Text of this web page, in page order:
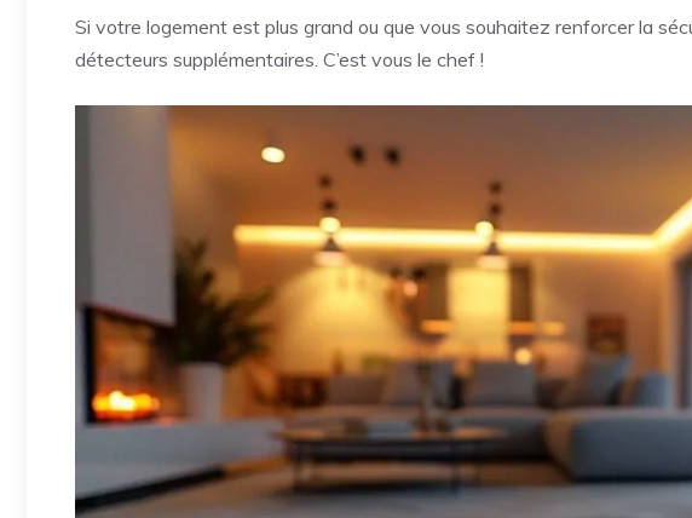
Si votre logement est plus grand ou que vous souhaitez renforcer la
détecteurs supplémentaires. C’est vous le chef !